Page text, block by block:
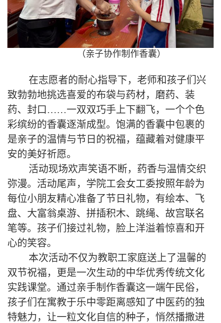
（亲子协作制作香囊）
在志愿者的耐心指导下，老师和孩子们兴
致勃勃地挑选喜爱的布袋与药材，磨药、装
药、封口……一双双巧手上下翻飞，一个个色
彩缤纷的香囊逐渐成型。饱满的香囊中包裹的
是亲子的温情与节日的祝福，蕴藏着对健康平
安的美好祈愿。
活动现场欢声笑语不断，药香与温情交织
弥漫。活动尾声，学院工会女工委按照年龄为
每位小朋友精心准备了节日礼物，有绘本、飞
盘、大富翁桌游、拼插积木、跳绳、故宫联名
笔等。孩子们接过礼物，脸上洋溢着惊喜和开
心的笑容。
本次活动不仅为教职工家庭送上了温馨的
双节祝福，更是一次生动的中华优秀传统文化
实践课堂。通过亲手制作香囊这一端午民俗，
孩子们在寓教于乐中零距离感知了中医药的独
特魅力，让一粒文化自信的种子，悄然播撒进